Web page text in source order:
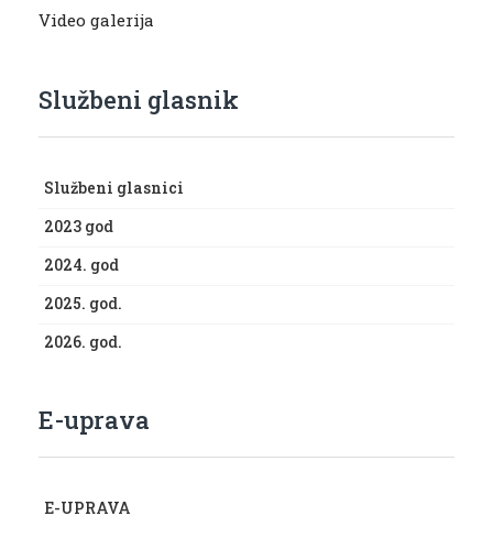
Video galerija
Službeni glasnik
Službeni glasnici
2023 god
2024. god
2025. god.
2026. god.
E-uprava
E-UPRAVA